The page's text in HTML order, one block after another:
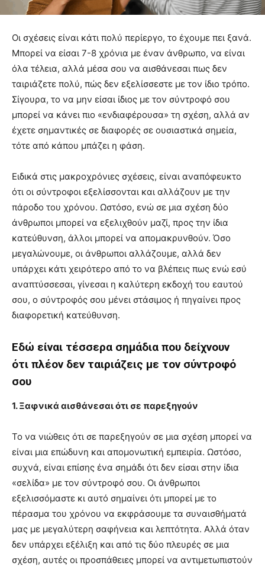
Οι σχέσεις είναι κάτι πολύ περίεργο, το έχουμε πει ξανά.
Μπορεί να είσαι 7-8 χρόνια με έναν άνθρωπο, να είναι
όλα τέλεια, αλλά μέσα σου να αισθάνεσαι πως δεν
ταιριάζετε πολύ, πώς δεν εξελίσσεστε με τον ίδιο τρόπο.
Σίγουρα, το να μην είσαι ίδιος με τον σύντροφό σου
μπορεί να κάνει πιο «ενδιαφέρουσα» τη σχέση, αλλά αν
έχετε σημαντικές σε διαφορές σε ουσιαστικά σημεία,
τότε από κάπου μπάζει η φάση.
Ειδικά στις μακροχρόνιες σχέσεις, είναι αναπόφευκτο
ότι οι σύντροφοι εξελίσσονται και αλλάζουν με την
πάροδο του χρόνου. Ωστόσο, ενώ σε μια σχέση δύο
άνθρωποι μπορεί να εξελιχθούν μαζί, προς την ίδια
κατεύθυνση, άλλοι μπορεί να απομακρυνθούν. Όσο
μεγαλώνουμε, οι άνθρωποι αλλάζουμε, αλλά δεν
υπάρχει κάτι χειρότερο από το να βλέπεις πως ενώ εσύ
αναπτύσσεσαι, γίνεσαι η καλύτερη εκδοχή του εαυτού
σου, ο σύντροφός σου μένει στάσιμος ή πηγαίνει προς
διαφορετική κατεύθυνση.
Εδώ είναι τέσσερα σημάδια που δείχνουν
ότι πλέον δεν ταιριάζεις με τον σύντροφό
σου
1. Ξαφνικά αισθάνεσαι ότι σε παρεξηγούν
Το να νιώθεις ότι σε παρεξηγούν σε μια σχέση μπορεί να
είναι μια επώδυνη και απομονωτική εμπειρία. Ωστόσο,
συχνά, είναι επίσης ένα σημάδι ότι δεν είσαι στην ίδια
«σελίδα» με τον σύντροφό σου. Οι άνθρωποι
εξελισσόμαστε κι αυτό σημαίνει ότι μπορεί με το
πέρασμα του χρόνου να εκφράσουμε τα συναισθήματά
μας με μεγαλύτερη σαφήνεια και λεπτότητα. Αλλά όταν
δεν υπάρχει εξέλιξη και από τις δύο πλευρές σε μια
σχέση, αυτές οι προσπάθειες μπορεί να αντιμετωπιστούν